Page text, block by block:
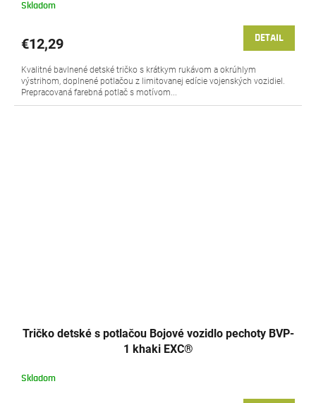
Skladom
€12,29 DETAIL
Kvalitné bavlnené detské tričko s krátkym rukávom a okrúhlym
výstrihom, doplnené potlačou z limitovanej edície vojenských vozidiel.
Prepracovaná farebná potlač s motívom...
Tričko detské s potlačou Bojové vozidlo pechoty BVP-
1 khaki EXC®
Skladom